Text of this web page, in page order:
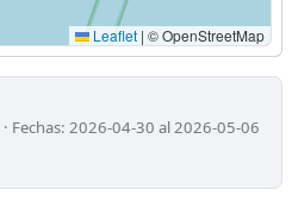
Leaflet | © OpenStreetMap
Fechas: 2026-04-30 al 2026-05-06